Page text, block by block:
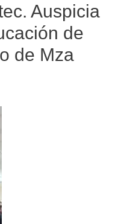
Auspicia
de
de Mza